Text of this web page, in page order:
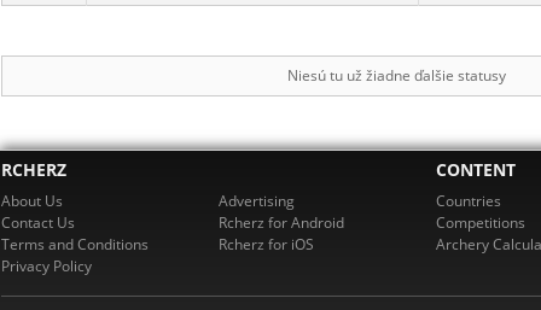
Niesú tu už žiadne ďalšie statusy
RCHERZ
About Us
Contact Us
Terms and Conditions
Privacy Policy
Advertising
Rcherz for Android
Rcherz for iOS
CONTENT
Countries
Competitions
Archery